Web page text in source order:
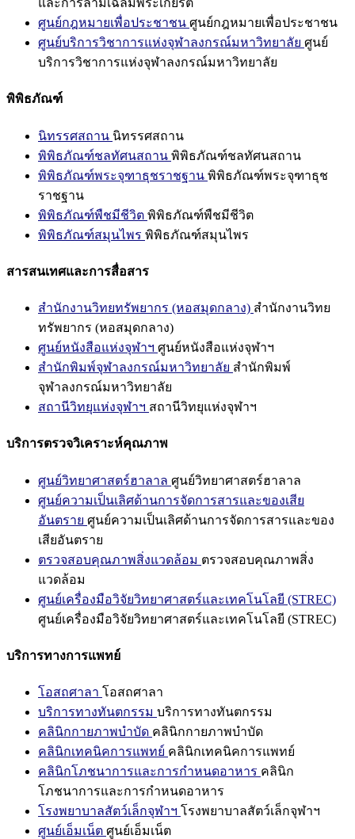
และการล่ามเฉลิมพระเกียรติ
ศูนย์กฎหมายเพื่อประชาชน ศูนย์กฎหมายเพื่อประชาชน
ศูนย์บริการวิชาการแห่งจุฬาลงกรณ์มหาวิทยาลัย ศูนย์
บริการวิชาการแห่งจุฬาลงกรณ์มหาวิทยาลัย
พิพิธภัณฑ์
นิทรรศสถาน นิทรรศสถาน
พิพิธภัณฑ์ชลทัศนสถาน พิพิธภัณฑ์ชลทัศนสถาน
พิพิธภัณฑ์พระจุฑาธุชราชฐาน พิพิธภัณฑ์พระจุฑาธุช
ราชฐาน
พิพิธภัณฑ์พืชมีชีวิต พิพิธภัณฑ์พืชมีชีวิต
พิพิธภัณฑ์สมุนไพร พิพิธภัณฑ์สมุนไพร
สารสนเทศและการสื่อสาร
สำนักงานวิทยทรัพยากร (หอสมุดกลาง) สำนักงานวิทย
ทรัพยากร (หอสมุดกลาง)
ศูนย์หนังสือแห่งจุฬาฯ ศูนย์หนังสือแห่งจุฬาฯ
สำนักพิมพ์จุฬาลงกรณ์มหาวิทยาลัย สำนักพิมพ์
จุฬาลงกรณ์มหาวิทยาลัย
สถานีวิทยุแห่งจุฬาฯ สถานีวิทยุแห่งจุฬาฯ
บริการตรวจวิเคราะห์คุณภาพ
ศูนย์วิทยาศาสตร์ฮาลาล ศูนย์วิทยาศาสตร์ฮาลาล
ศูนย์ความเป็นเลิศด้านการจัดการสารและของเสีย
อันตราย ศูนย์ความเป็นเลิศด้านการจัดการสารและของ
เสียอันตราย
ตรวจสอบคุณภาพสิ่งแวดล้อม ตรวจสอบคุณภาพสิ่ง
แวดล้อม
ศูนย์เครื่องมือวิจัยวิทยาศาสตร์และเทคโนโลยี (STREC)
ศูนย์เครื่องมือวิจัยวิทยาศาสตร์และเทคโนโลยี (STREC)
บริการทางการแพทย์
โอสถศาลา โอสถศาลา
บริการทางทันตกรรม บริการทางทันตกรรม
คลินิกกายภาพบำบัด คลินิกกายภาพบำบัด
คลินิกเทคนิคการแพทย์ คลินิกเทคนิคการแพทย์
คลินิกโภชนาการและการกำหนดอาหาร คลินิก
โภชนาการและการกำหนดอาหาร
โรงพยาบาลสัตว์เล็กจุฬาฯ โรงพยาบาลสัตว์เล็กจุฬาฯ
ศูนย์เอ็มเน็ต ศูนย์เอ็มเน็ต